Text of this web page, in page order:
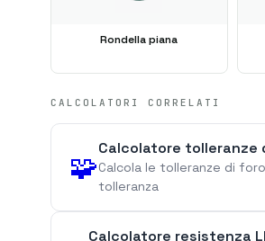
Rondella piana
CALCOLATORI CORRELATI
🧩
Calcolatore tolleranze
Calcola le tolleranze di
tolleranza
Calcolatore resistenza